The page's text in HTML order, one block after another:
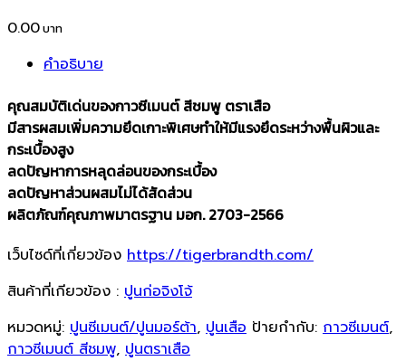
0.00
คำอธิบาย
คุณสมบัติเด่นของกาวซีเมนต์ สีชมพู ตราเสือ
มีสารผสมเพิ่มความยึดเกาะพิเศษทำให้มีแรงยึดระหว่างพื้นผิวและ
กระเบื้องสูง
ลดปัญหาการหลุดล่อนของกระเบื้อง
ลดปัญหาส่วนผสมไม่ได้สัดส่วน
ผลิตภัณฑ์คุณภาพมาตรฐาน มอก. 2703-2566
เว็บไซด์ที่เกี่ยวข้อง https://tigerbrandth.com/
สินค้าที่เกียวข้อง : ปูนก่อจิงโจ้
หมวดหมู่: ปูนซีเมนต์/ปูนมอร์ต้า, ปูนเสือ ป้ายกำกับ: กาวซีเมนต์,
กาวซีเมนต์ สีชมพู, ปูนตราเสือ